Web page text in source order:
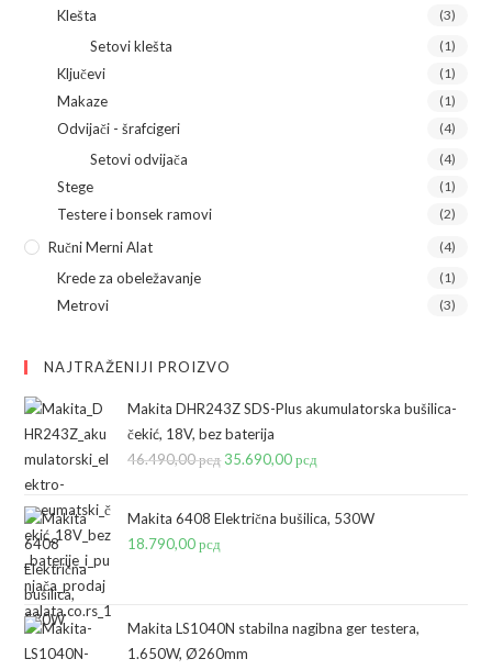
Klešta (3)
Setovi klešta (1)
Ključevi (1)
Makaze (1)
Odvijači - šrafcigeri (4)
Setovi odvijača (4)
Stege (1)
Testere i bonsek ramovi (2)
Ručni Merni Alat (4)
Krede za obeležavanje (1)
Metrovi (3)
NAJTRAŽENIJI PROIZVO
Makita DHR243Z SDS-Plus akumulatorska bušilica-
čekić, 18V, bez baterija
46.490,00рсд Originalna
je
35.690,00рсд
je:
Makita 6408 Električna bušilica, 530W
18.790,00рсд
Makita LS1040N stabilna nagibna ger testera,
1.650W, Ø260mm